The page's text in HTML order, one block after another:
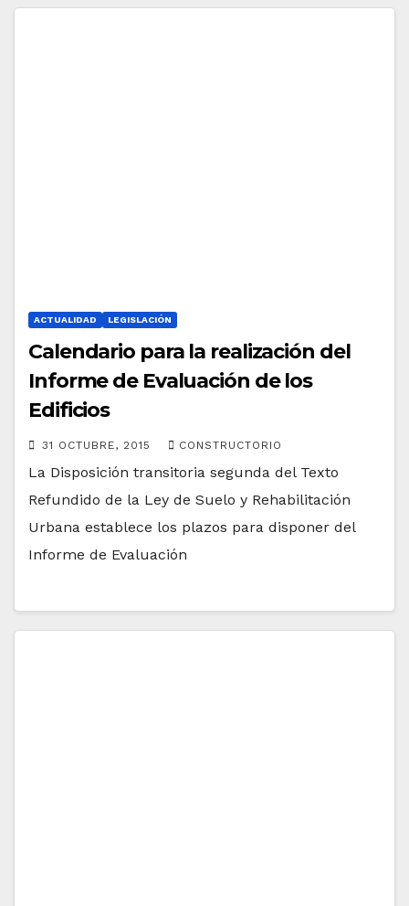
ACTUALIDAD LEGISLACIÓN
Calendario para la realización del
Informe de Evaluación de los
Edificios
31 OCTUBRE, 2015 CONSTRUCTORIO
La Disposición transitoria segunda del Texto
Refundido de la Ley de Suelo y Rehabilitación
Urbana establece los plazos para disponer del
Informe de Evaluación